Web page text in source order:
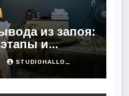
из запоя:
и
STUDIOHALLO_